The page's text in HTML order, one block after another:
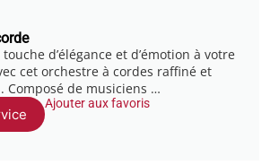
d’élégance et d’émotion à votre
cet orchestre à cordes raffiné et
Composé de musiciens …
Ajouter aux favoris